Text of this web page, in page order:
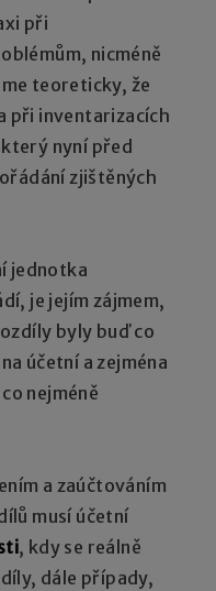
při
nicméně
teoreticky, že
při inventarizacích
nyní před
zjištěných
jednotka
je jejím zájmem,
byly buď co
účetní a zejména
nejméně
a zaúčtováním
musí účetní
, kdy se reálně
dále případy,